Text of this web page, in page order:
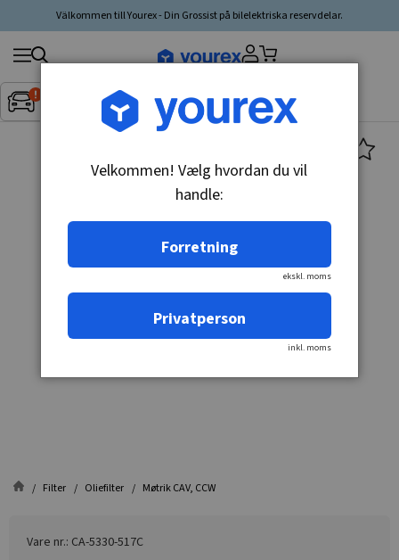
Välkommen till Yourex - Din Grossist på bilelektriska reservdelar.
Inget fordon valt▼
Søg
produkt,
producent,
Filter Oliefilter Møtrik CAV, CCW
Vare nr.: CA-5330-517C
Velkommen! Vælg hvordan du vil
handle:
Forretning
ekskl. moms
Privatperson
inkl. moms